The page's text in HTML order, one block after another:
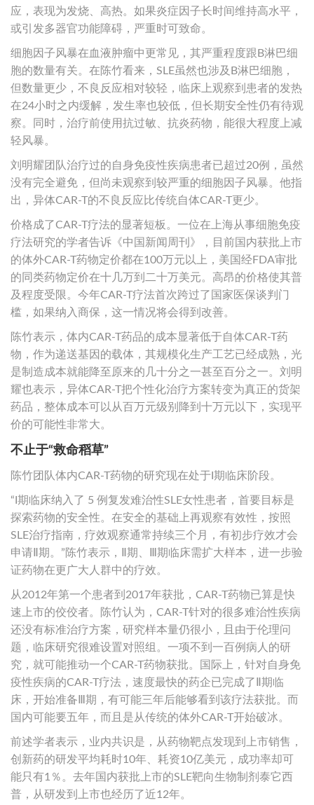
应，表现为发烧、高热。如果炎症因子长时间维持高水平，
或引发多器官功能障碍，严重时可致命。
细胞因子风暴在血液肿瘤中更常见，其严重程度跟B淋巴细
胞的数量有关。在陈竹看来，SLE虽然也涉及B淋巴细胞，
但数量更少，不良反应相对较轻，临床上观察到患者的发热
在24小时之内缓解，发生率也较低，但长期安全性仍有待观
察。同时，治疗前使用抗过敏、抗炎药物，能很大程度上减
轻风暴。
刘明耀团队治疗过的自身免疫性疾病患者已超过20例，虽然
没有完全避免，但尚未观察到较严重的细胞因子风暴。他指
出，异体CAR-T的不良反应比传统自体CAR-T更少。
价格成了CAR-T疗法的显著短板。一位在上海从事细胞免疫
疗法研究的学者告诉《中国新闻周刊》，目前国内获批上市
的体外CAR-T药物定价都在100万元以上，美国经FDA审批
的同类药物定价在十几万到二十万美元。高昂的价格使其普
及程度受限。今年CAR-T疗法首次跨过了国家医保谈判门
槛，如果纳入商保，这一情况将会得到改善。
陈竹表示，体内CAR-T药品的成本显著低于自体CAR-T药
物，作为递送基因的载体，其规模化生产工艺已经成熟，光
是制造成本就能降至原来的几十分之一甚至百分之一。刘明
耀也表示，异体CAR-T把个性化治疗方案转变为真正的货架
药品，整体成本可以从百万元级别降到十万元以下，实现平
价的可能性非常大。
不止于“救命稻草”
陈竹团队体内CAR-T药物的研究现在处于I期临床阶段。
“I期临床纳入了 5 例复发难治性SLE女性患者，首要目标是
探索药物的安全性。在安全的基础上再观察有效性，按照
SLE治疗指南，疗效观察通常持续三个月，有初步疗效才会
申请Ⅱ期。”陈竹表示，Ⅱ期、Ⅲ期临床需扩大样本，进一步验
证药物在更广大人群中的疗效。
从2012年第一个患者到2017年获批，CAR-T药物已算是快
速上市的佼佼者。陈竹认为，CAR-T针对的很多难治性疾病
还没有标准治疗方案，研究样本量仍很小，且由于伦理问
题，临床研究很难设置对照组。一项不到一百例病人的研
究，就可能推动一个CAR-T药物获批。国际上，针对自身免
疫性疾病的CAR-T疗法，速度最快的药企已完成了Ⅱ期临
床，开始准备Ⅲ期，有可能三年后能够看到该疗法获批。而
国内可能要五年，而且是从传统的体外CAR-T开始破冰。
前述学者表示，业内共识是，从药物靶点发现到上市销售，
创新药的研发平均耗时10年、耗资10亿美元，成功率却可
能只有1％。去年国内获批上市的SLE靶向生物制剂泰它西
普，从研发到上市也经历了近12年。